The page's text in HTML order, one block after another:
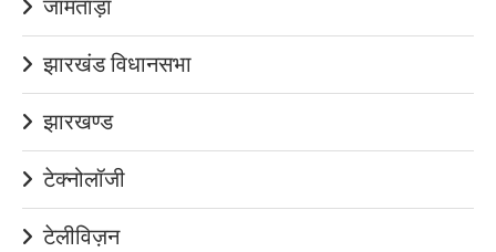
जामताड़ा
झारखंड विधानसभा
झारखण्ड
टेक्नोलॉजी
टेलीविज़न